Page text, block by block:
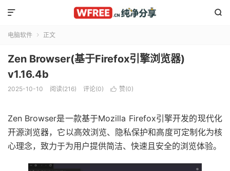


电脑软件  正文
Zen Browser(基于Firefox引擎浏览器)
v1.16.4b
2025-10-10 阅读(216) 评论(0)  赞(0)
Zen Browser是一款基于Mozilla Firefox引擎开发的现代化
开源浏览器，它以高效浏览、隐私保护和高度可定制化为核
心理念，致力于为用户提供简洁、快速且安全的浏览体验。